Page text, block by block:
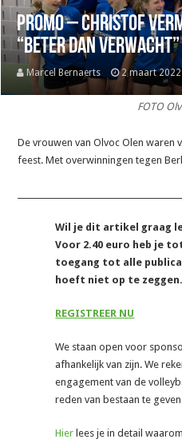
Promo – Christof
“Beter dan verwacht”
Marcel Bernaerts 2 maart 2022
FOTO
De vrouwen van Olvoc Olen waren
feest. Met overwinningen tegen
Wil je dit artikel graag
Voor 2.40 euro heb je
toegang tot alle
hoeft niet op te zeggen.
REGISTREER NU
We staan open voor
afhankelijk van zijn. We
engagement van de
reden van bestaan te
Hier lees je in detail